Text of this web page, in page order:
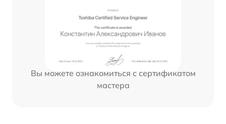
Вы можете ознакомиться с сертификатом
мастера